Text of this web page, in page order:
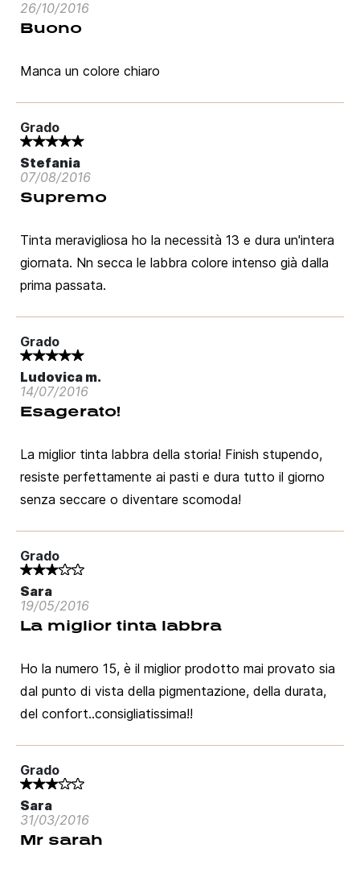
26/10/2016
Buono
Manca un colore chiaro
Grado
Stefania
07/08/2016
Supremo
Tinta meravigliosa ho la necessità 13 e dura un'intera
giornata. Nn secca le labbra colore intenso già dalla
prima passata.
Grado
Ludovica m.
14/07/2016
Esagerato!
La miglior tinta labbra della storia! Finish stupendo,
resiste perfettamente ai pasti e dura tutto il giorno
senza seccare o diventare scomoda!
Grado
Sara
19/05/2016
La miglior tinta labbra
Ho la numero 15, è il miglior prodotto mai provato sia
dal punto di vista della pigmentazione, della durata,
del confort..consigliatissima!!
Grado
Sara
31/03/2016
Mr sarah